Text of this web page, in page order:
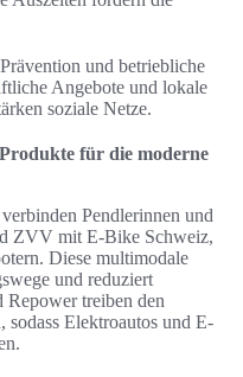
und betriebliche
Angebote und lokale
soziale Netze.
für die moderne
Pendlerinnen und
ZVV mit E-Bike Schweiz,
Diese multimodale
und reduziert
treiben den
Elektroautos und E-